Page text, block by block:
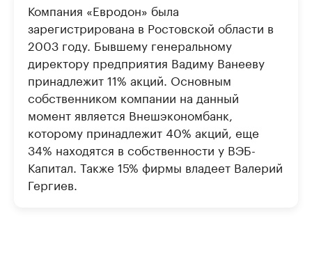
Компания «Евродон» была
зарегистрирована в Ростовской области в
2003 году. Бывшему генеральному
директору предприятия Вадиму Ванееву
принадлежит 11% акций. Основным
собственником компании на данный
момент является Внешэкономбанк,
которому принадлежит 40% акций, еще
34% находятся в собственности у ВЭБ-
Капитал. Также 15% фирмы владеет Валерий
Гергиев.